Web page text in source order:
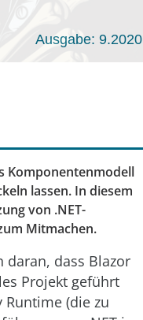
Ausgabe: 9.2020
Komponentenmodell
lassen. In diesem
von .NET-
Mitmachen.
daran, dass Blazor
Projekt geführt
(die zu